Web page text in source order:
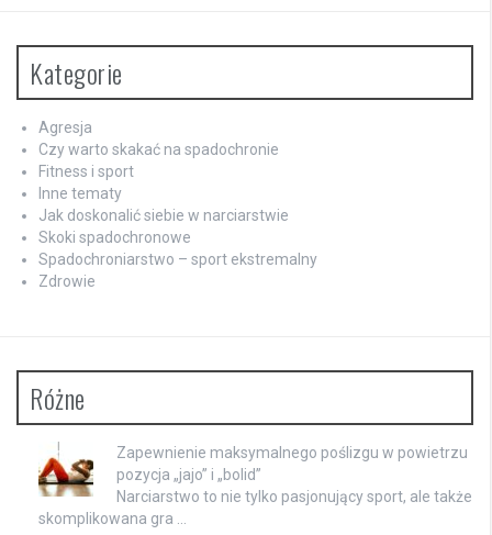
Kategorie
Agresja
Czy warto skakać na spadochronie
Fitness i sport
Inne tematy
Jak doskonalić siebie w narciarstwie
Skoki spadochronowe
Spadochroniarstwo – sport ekstremalny
Zdrowie
Różne
Zapewnienie maksymalnego poślizgu w powietrzu
pozycja „jajo” i „bolid”
Narciarstwo to nie tylko pasjonujący sport, ale także
skomplikowana gra …